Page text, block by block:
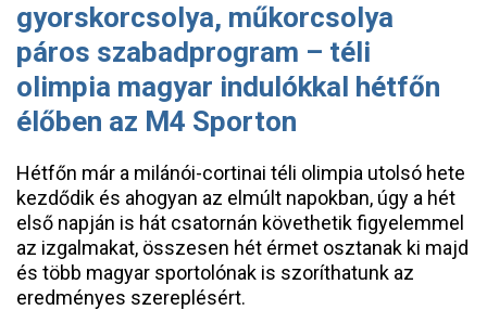
gyorskorcsolya, műkorcsolya
páros szabadprogram – téli
olimpia magyar indulókkal hétfőn
élőben az M4 Sporton
Hétfőn már a milánói-cortinai téli olimpia utolsó hete
kezdődik és ahogyan az elmúlt napokban, úgy a hét
első napján is hát csatornán követhetik figyelemmel
az izgalmakat, összesen hét érmet osztanak ki majd
és több magyar sportolónak is szoríthatunk az
eredményes szereplésért.